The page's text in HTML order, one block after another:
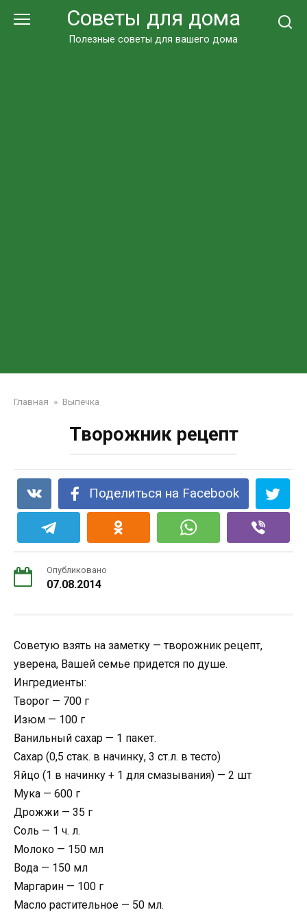
Советы для дома
Полезные советы для вашего дома
Главная » Выпечка
Творожник рецепт
Поделиться на Facebook
Опубликовано
07.08.2014
Советую взять на заметку — творожник рецепт,
уверена, Вашей семье придется по душе.
Ингредиенты:
Творог — 700 г
Изюм — 100 г
Ванильный сахар — 1 пакет.
Сахар (0,5 стак. в начинку, 3 ст.л. в тесто)
Яйцо (1 в начинку + 1 для смазывания) — 2 шт
Мука — 600 г
Дрожжи — 35 г
Соль — 1 ч. л.
Молоко — 150 мл
Вода — 150 мл
Маргарин — 100 г
Масло растительное — 50 мл.